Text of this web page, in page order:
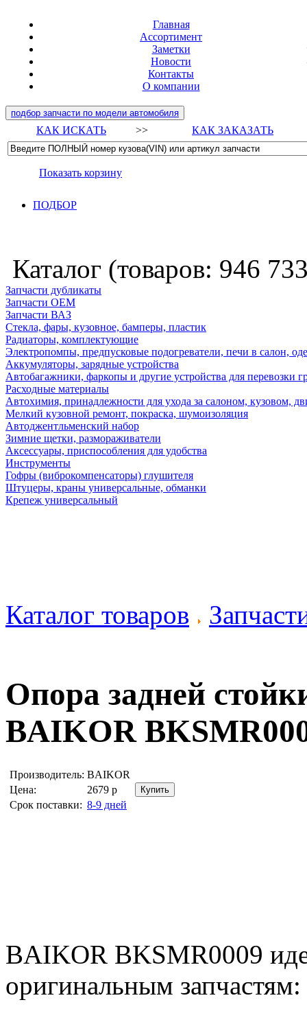
Главная
Ассортимент
Заметки
Новости
Контакты
О компании
подбор запчасти по модели автомобиля
КАК ИСКАТЬ >> КАК ЗАКАЗАТЬ
Показать корзину
ПОДБОР
Каталог (товаров: 946
Запчасти дубликаты
Запчасти ОЕМ
Запчасти ВАЗ
Стекла, фары, кузовное, бамперы, пластик
Радиаторы, комплектующие
Электропомпы, предпусковые подогреватели, печи в салон,
Аккумуляторы, зарядные устройства
Автобагажники, фаркопы и другие устройства для перевозки
Расходные материалы
Автохимия, принадлежности для ухода за салоном, кузовом,
Мелкий кузовной ремонт, покраска, шумоизоляция
Автоджентльменский набор
Зимние щетки, размораживатели
Аксессуары, приспособления для удобства
Инструменты
Гофры (виброкомпенсаторы) глушителя
Штуцеры, краны универсальные, обманки
Крепеж универсальный
Каталог товаров
Опора задней
BAIKOR
Производитель: BAIKOR
Цена:
2679 р
Срок поставки: 8-9 дней
BAIKOR BKSMR0009
оригинальным запчастям: